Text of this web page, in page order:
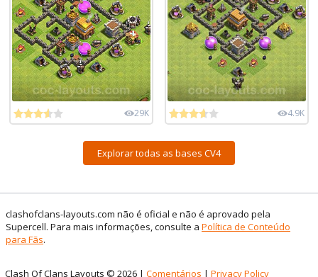
29K 4.9K
Explorar todas as bases CV4
clashofclans-layouts.com não é oficial e não é aprovado pela
Supercell. Para mais informações, consulte a Política de Conteúdo
para Fãs.
Clash Of Clans Layouts © 2026 | Comentários | Privacy Policy